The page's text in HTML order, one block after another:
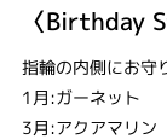
〈Birthday
指輪の内側にお守
1月:ガーネッ
3月:アクアマ